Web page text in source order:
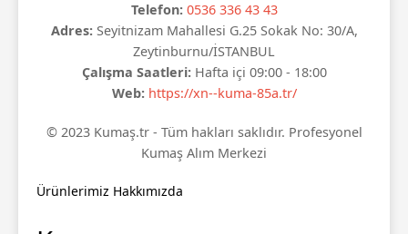
Telefon: 0536 336 43 43
Adres:Seyitnizam Mahallesi G.25 Sokak No: 30/A,
Zeytinburnu/İSTANBUL
Çalışma Saatleri:Hafta içi 09:00 - 18:00
Web: https://xn--kuma-85a.tr/
© 2023 Kumaş.tr - Tüm hakları saklıdır. Profesyonel
Kumaş Alım Merkezi
Ürünlerimiz Hakkımızda